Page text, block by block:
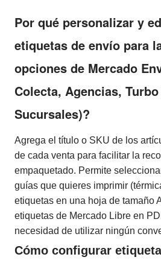
Por qué personalizar y
etiquetas de envío para
opciones de Mercado
Colecta, Agencias,
Sucursales)?
Agrega el título o SKU de los
de cada venta para facilitar la
empaquetado. Permite
guías que quieres imprimir
etiquetas en una hoja de tamaño
etiquetas de Mercado Libre en
necesidad de utilizar ningún
Cómo configurar